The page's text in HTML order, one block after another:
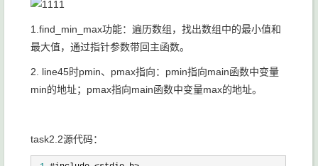
1.find_min_max功能：遍历数组，找出数组中的最小值和
最大值，通过指针参数带回主函数。
2. line45时pmin、pmax指向：pmin指向main函数中变量
min的地址；pmax指向main函数中变量max的地址。
task2.2源代码：